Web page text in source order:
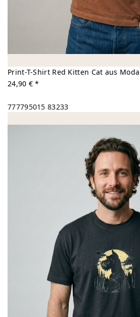
Print-T-Shirt Red Kitten Cat aus
24,90 € *
777795015 83233